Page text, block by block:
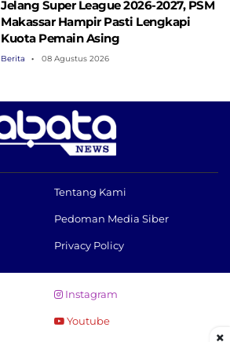
Jelang Super League 2026-2027, PSM
Makassar Hampir Pasti Lengkapi
Kuota Pemain Asing
Berita 08 Agustus 2026
Tentang Kami
Pedoman Media Siber
Privacy Policy
Instagram
Youtube
×